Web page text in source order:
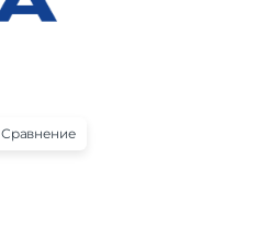
Сравнение